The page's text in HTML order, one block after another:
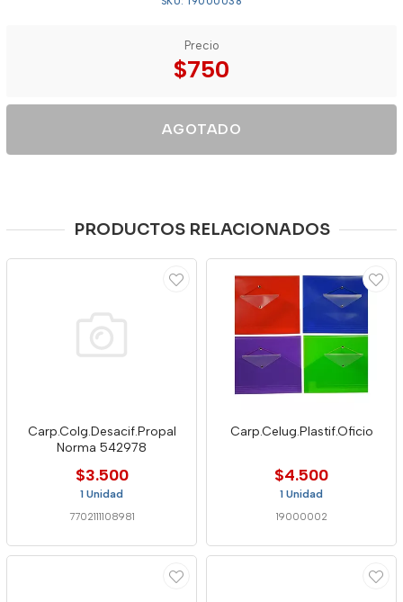
Precio
$750
AGOTADO
PRODUCTOS RELACIONADOS
Carp.Colg.Desacif.Propal
Norma 542978
$3.500
1 Unidad
7702111108981
Carp.Celug.Plastif.Oficio
$4.500
1 Unidad
19000002